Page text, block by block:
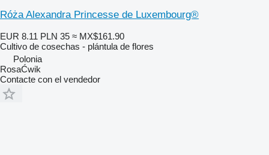
Róża Alexandra Princesse de Luxembourg®
EUR 8.11 PLN 35 ≈ MX$161.90
Cultivo de cosechas - plántula de flores
Polonia
RosaĆwik
Contacte con el vendedor